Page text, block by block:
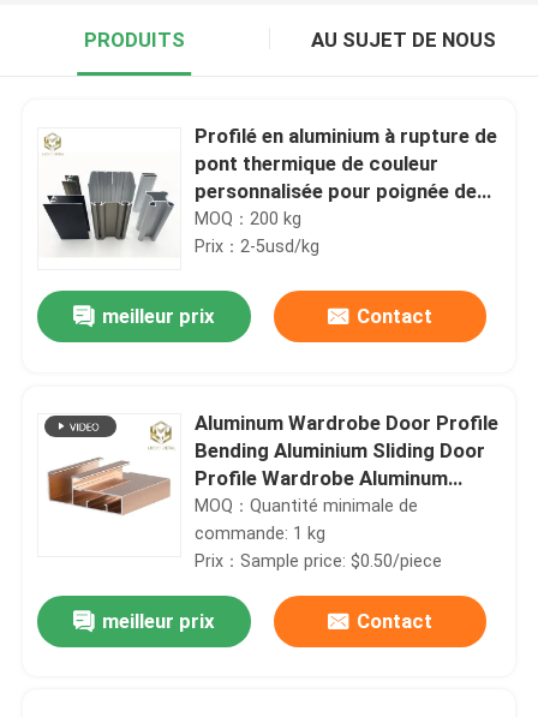
PRODUITS AU SUJET DE NOUS
Profilé en aluminium à rupture de
pont thermique de couleur
personnalisée pour poignée de
meuble de cuisine et portes de
garde-robe
MOQ：200 kg
Prix：2-5usd/kg
meilleur prix Contact
Aluminum Wardrobe Door Profile
Bending Aluminium Sliding Door
Profile Wardrobe Aluminum
Wardrobe Profile
MOQ：Quantité minimale de
commande: 1 kg
Prix：Sample price: $0.50/piece
meilleur prix Contact